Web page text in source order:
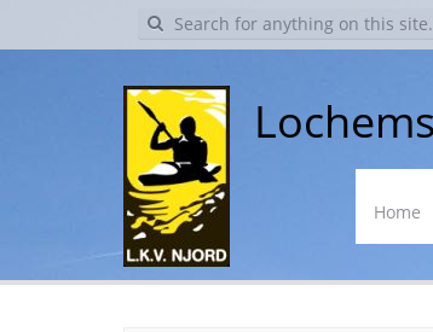
Search
Skip
Home